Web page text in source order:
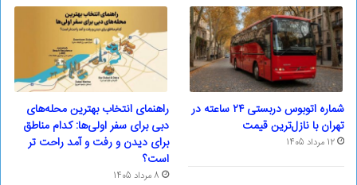
شماره اتوبوس دربستی ۲۴ ساعته در
تهران با نازل‌ترین قیمت
12 مرداد 1405
راهنمای انتخاب بهترین محله‌های
دبی برای سفر اولی‌ها: کدام مناطق
برای دیدن و رفت و آمد راحت تر
است؟
8 مرداد 1405